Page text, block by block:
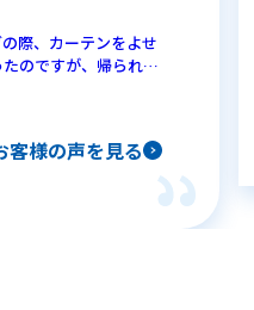
際、カーテンをよせ
のですが、帰られた
も気持ち良かったで
たが、薬飲んでも止
客様の声を見る